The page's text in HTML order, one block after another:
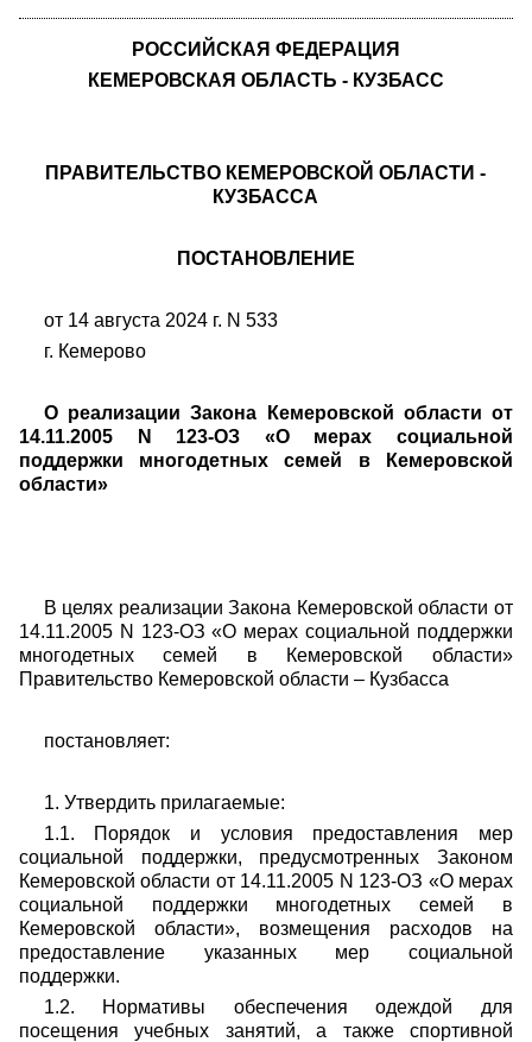
РОССИЙСКАЯ ФЕДЕРАЦИЯ
КЕМЕРОВСКАЯ ОБЛАСТЬ - КУЗБАСС
ПРАВИТЕЛЬСТВО КЕМЕРОВСКОЙ ОБЛАСТИ -
КУЗБАССА
ПОСТАНОВЛЕНИЕ
от 14 августа 2024 г. N 533
г. Кемерово
О реализации Закона Кемеровской области от
14.11.2005 N 123-ОЗ «О мерах социальной
поддержки многодетных семей в Кемеровской
области»
В целях реализации Закона Кемеровской области от
14.11.2005 N 123-ОЗ «О мерах социальной поддержки
многодетных семей в Кемеровской области»
Правительство Кемеровской области – Кузбасса
постановляет:
1. Утвердить прилагаемые:
1.1. Порядок и условия предоставления мер
социальной поддержки, предусмотренных Законом
Кемеровской области от 14.11.2005 N 123-ОЗ «О мерах
социальной поддержки многодетных семей в
Кемеровской области», возмещения расходов на
предоставление указанных мер социальной
поддержки.
1.2. Нормативы обеспечения одеждой для
посещения учебных занятий, а также спортивной